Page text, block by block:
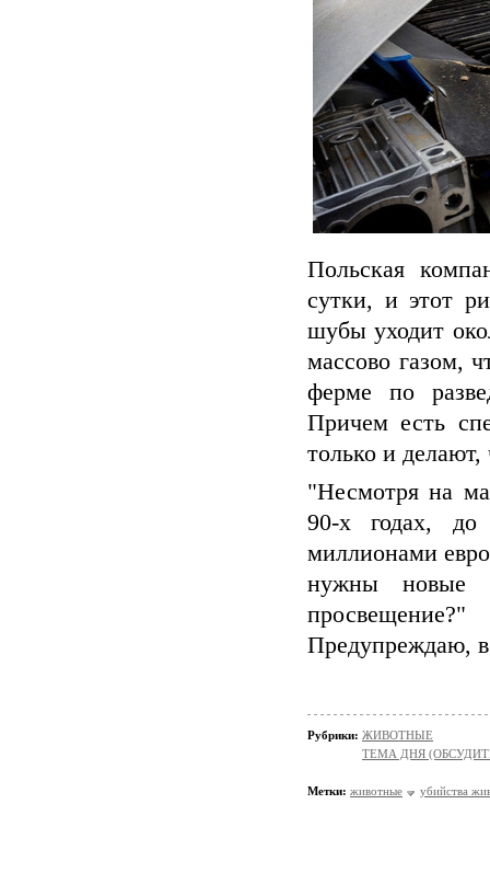
Польская
сутки, и этот
шубы уходит
массово газом,
ферме по
Причем есть
только и
"Несмотря на
90-х годах, до
миллионами
нужны новые
Предупреждаю, в
Рубрики: ЖИВОТНЫЕ
ТЕМА ДНЯ
Метки: животные убийства